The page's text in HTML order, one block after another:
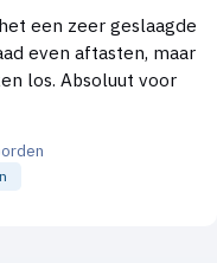
een zeer geslaagde
even aftasten, maar
los. Absoluut voor